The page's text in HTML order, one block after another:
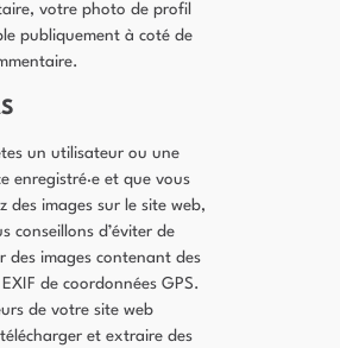
votre photo de profil
publiquement à coté de
un utilisateur ou une
enregistré·e et que vous
des images sur le site web,
conseillons d’éviter de
des images contenant des
de coordonnées GPS.
de votre site web
et extraire des